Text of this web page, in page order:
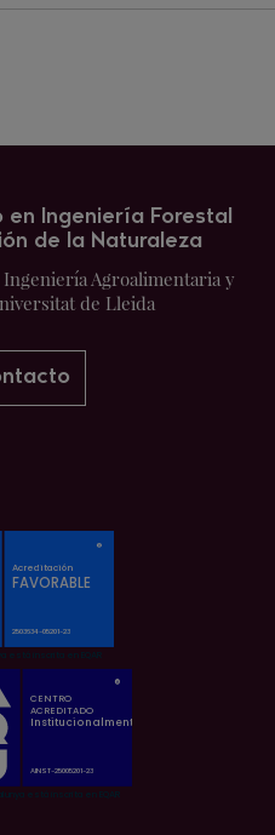
Ingeniería Forestal
de la Naturaleza
Agroalimentaria y
de Lleida